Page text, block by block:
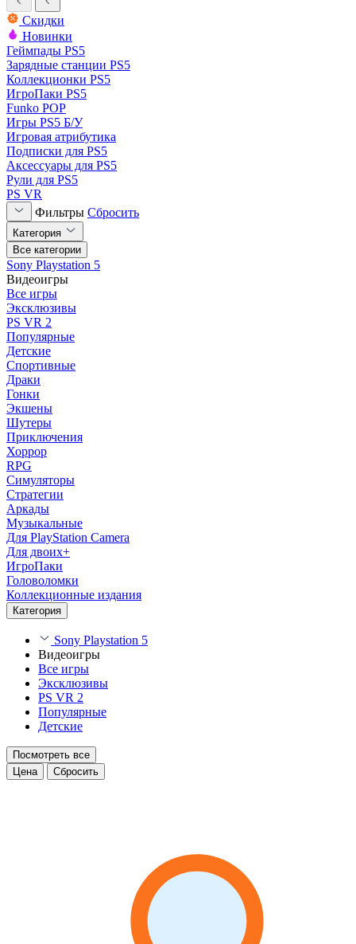
Скидки
Новинки
Геймпады PS5
Зарядные станции PS5
Коллекционки PS5
ИгроПаки PS5
Funko POP
Игры PS5 Б/У
Игровая атрибутика
Подписки для PS5
Аксессуары для PS5
Рули для PS5
PS VR
Фильтры Сбросить
Категория
Все категории
Sony Playstation 5
Видеоигры
Все игры
Эксклюзивы
PS VR 2
Популярные
Детские
Спортивные
Драки
Гонки
Экшены
Шутеры
Приключения
Хоррор
RPG
Симуляторы
Стратегии
Аркады
Музыкальные
Для PlayStation Camera
Для двоих+
ИгроПаки
Головоломки
Коллекционные издания
Категория
Sony Playstation 5
Видеоигры
Все игры
Эксклюзивы
PS VR 2
Популярные
Детские
Посмотреть все
Цена
Сбросить